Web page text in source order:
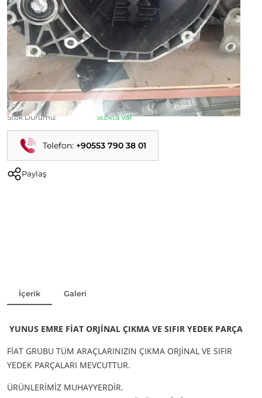
Egea 1.3 Orijinal Çıkma Şanzıman
Kategori:
Egea Çıkma Parça
Durumu:
İkinci El
Stok Durumu:
Stokta Var
Telefon: +90553 790 38 01
Paylaş
İçerik Galeri
YUNUS EMRE FİAT ORJİNAL ÇIKMA VE SIFIR YEDEK PARÇA
FİAT GRUBU TÜM ARAÇLARINIZIN ÇIKMA ORJİNAL VE SIFIR
YEDEK PARÇALARI MEVCUTTUR.
ÜRÜNLERİMİZ MUHAYYERDİR.